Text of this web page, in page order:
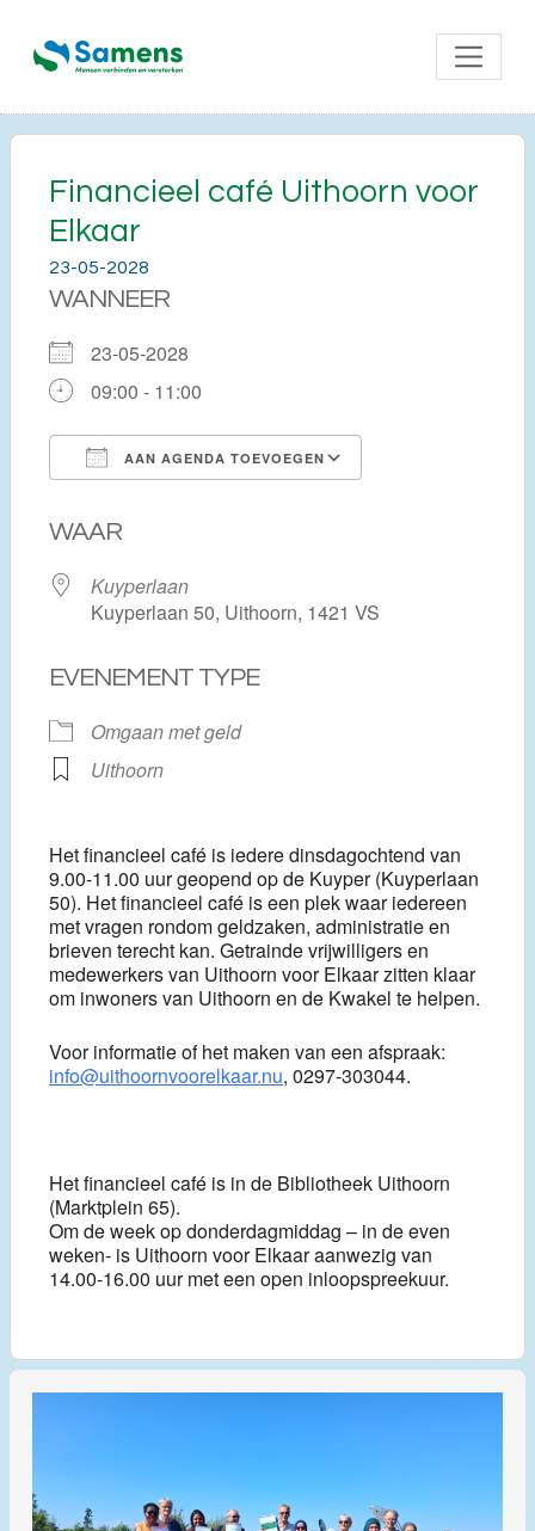
Financieel café Uithoorn voor
Elkaar
23-05-2028
WANNEER
23-05-2028
09:00 - 11:00
AAN AGENDA TOEVOEGEN
WAAR
Kuyperlaan
Kuyperlaan 50, Uithoorn, 1421 VS
EVENEMENT TYPE
Omgaan met geld
Uithoorn
Het financieel café is iedere dinsdagochtend van
9.00-11.00 uur geopend op de Kuyper (Kuyperlaan
50). Het financieel café is een plek waar iedereen
met vragen rondom geldzaken, administratie en
brieven terecht kan. Getrainde vrijwilligers en
medewerkers van Uithoorn voor Elkaar zitten klaar
om inwoners van Uithoorn en de Kwakel te helpen.
Voor informatie of het maken van een afspraak:
info@uithoornvoorelkaar.nu, 0297-303044.
Het financieel café is in de Bibliotheek Uithoorn
(Marktplein 65).
Om de week op donderdagmiddag – in de even
weken- is Uithoorn voor Elkaar aanwezig van
14.00-16.00 uur met een open inloopspreekuur.